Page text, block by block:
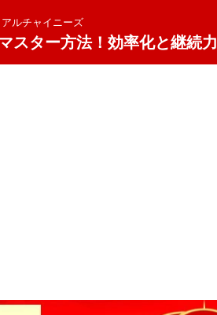
ルチャイニーズ
スター方法！効率化と継続力